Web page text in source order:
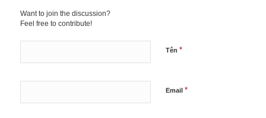
Want to join the discussion?
Feel free to contribute!
Tên *
Email *